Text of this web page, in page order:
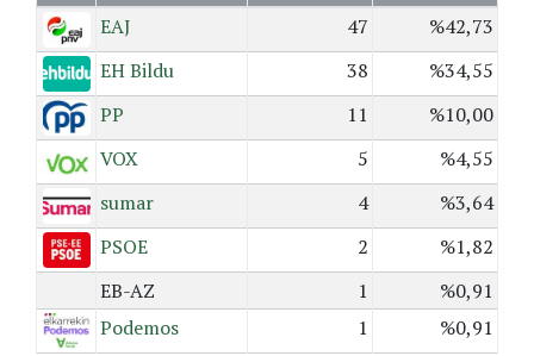
EAJ
47
%42,73
EH Bildu
38
%34,55
PP
11
%10,00
VOX
5
%4,55
sumar
4
%3,64
PSOE
2
%1,82
EB-AZ
1
%0,91
Podemos
1 %0,91